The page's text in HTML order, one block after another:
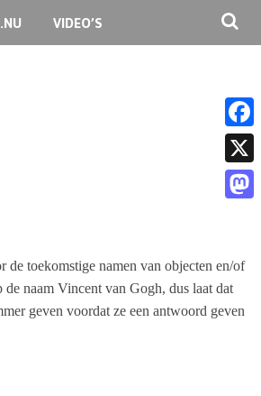
VIDEO’S
toekomstige namen van objecten en/of
naam Vincent van Gogh, dus laat dat
geven voordat ze een antwoord geven
F
a
c
o
o
X
s
t